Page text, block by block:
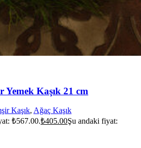
Yemek Kaşık 21 cm
Kaşık, Ağaç Kaşık
₺567.00.₺405.00Şu andaki fiyat: